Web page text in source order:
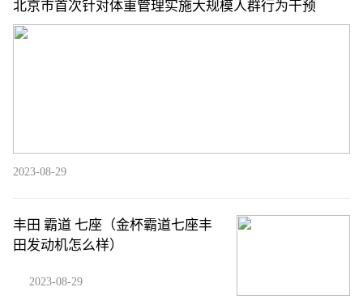
北京市首次针对体重管理实施大规模人群行为干预
2023-08-29
丰田 霸道 七座（金杯霸道七座丰
田发动机怎么样）
2023-08-29